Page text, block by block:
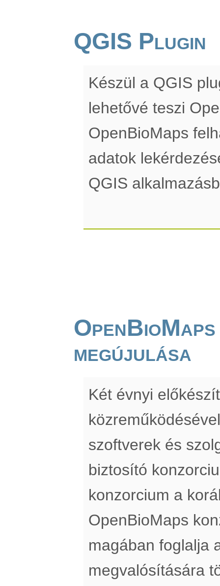
QGIS Plugin
Készül a QGIS
lehetővé teszi
OpenBioMaps
adatok
QGIS
megújulása
Két évnyi
szoftverek és
biztosító
konzorcium a
OpenBioMaps
magában foglalja
megvalósítására